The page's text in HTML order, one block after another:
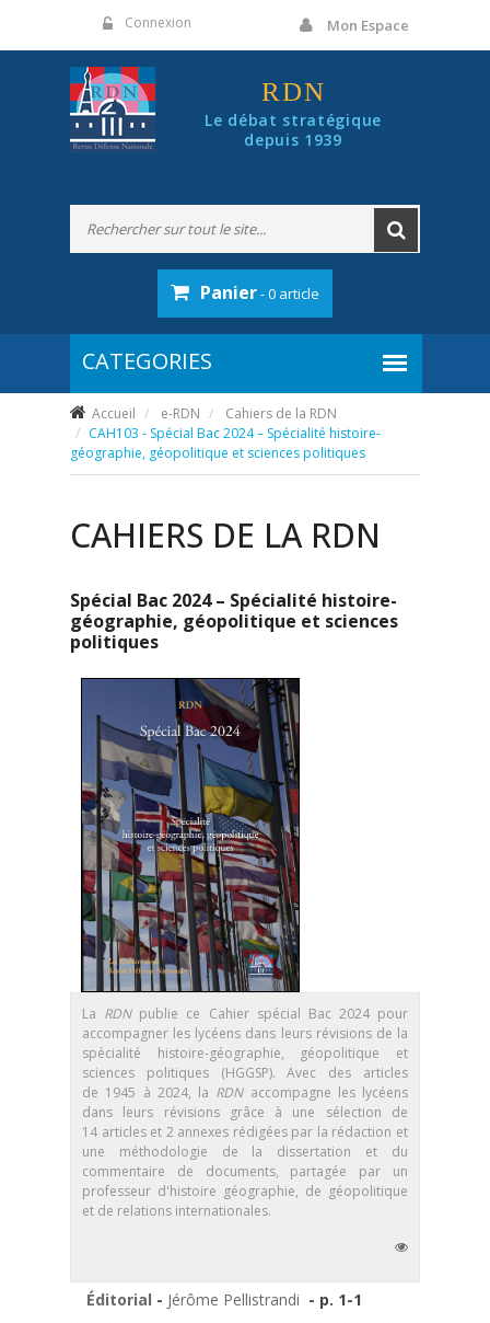
Connexion Mon Espace
RDN
Le débat stratégique
depuis 1939
Panier- 0 article
Accueil e-RDN
Cahiers de la RDN
CAH103 - Spécial Bac 2024 – Spécialité histoire-
géographie, géopolitique et sciences politiques
CAHIERS DE LA RDN
Spécial Bac 2024 – Spécialité histoire-
géographie, géopolitique et sciences
politiques
La RDNpublie ce Cahier spécial Bac 2024 pour
accompagner les lycéens dans leurs révisions de la
spécialité histoire-géographie, géopolitique et
sciences politiques (HGGSP). Avec des articles
de 1945 à 2024, la RDNaccompagne les lycéens
dans leurs révisions grâce à une sélection de
14 articles et 2 annexes rédigées par la rédaction et
une méthodologie de la dissertation et du
commentaire de documents, partagée par un
professeur d'histoire géographie, de géopolitique
et de relations internationales.
Éditorial - Jérôme Pellistrandi - p. 1-1